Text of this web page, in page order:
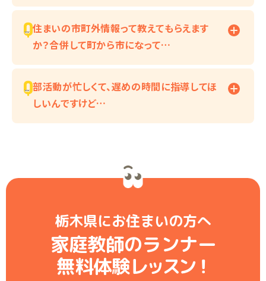
住まいの市町外情報って教えてもらえます
か？合併して町から市になって…
部活動が忙しくて、遅めの時間に指導してほ
しいんですけど…
栃木県にお住まいの方へ
家庭教師のランナー
無料体験レッスン！